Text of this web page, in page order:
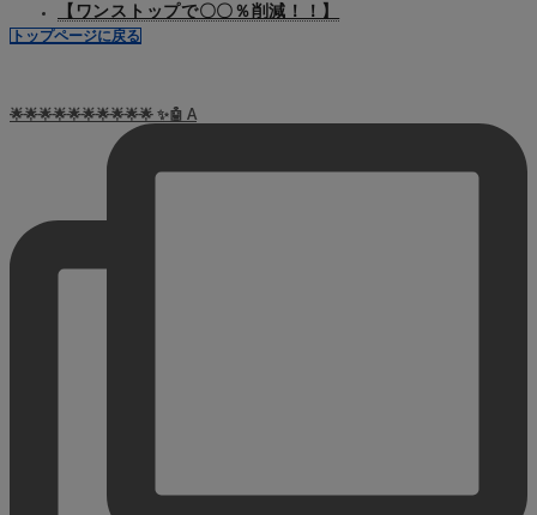
【ワンストップで〇〇％削減！！】
トップページに戻る
🌟🌟🌟🌟🌟🌟🌟🌟🌟🌟 ✨🤖 A